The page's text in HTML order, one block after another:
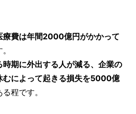
療費は年間2000億円がかかって
時期に外出する人が減る、企業の
むによって起きる損失を5000億
程です。